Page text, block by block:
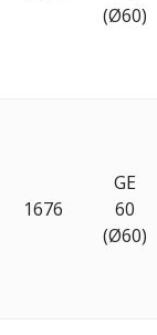
(Ø60)
1676
GE
60
(Ø60)